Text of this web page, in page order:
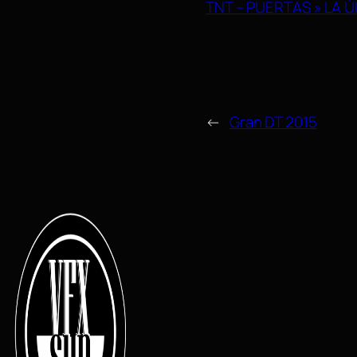
TNT – PUERTAS » LA
← Gran DT 2015